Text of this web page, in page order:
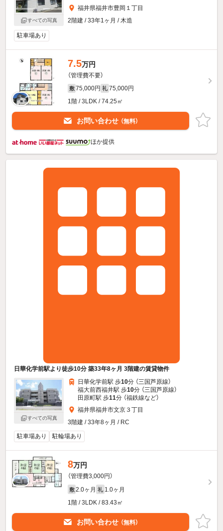
すべての写真
福井県福井市豊岡１丁目
2階建 / 33年1ヶ月 / 木造
駐車場あり
7.5万円
（管理費不要）
敷 75,000円 礼 75,000円
1階 / 3LDK / 74.25㎡
お問い合わせ （無料）
ほか提供
日華化学前駅より徒歩10分 築33年8ヶ月 3階建の賃貸物件
すべての写真
日華化学前駅 歩10分 （三国芦原線）
福大前西福井駅 歩10分 （三国芦原線）
田原町駅 歩11分 （福鉄線など）
福井県福井市文京３丁目
3階建 / 33年8ヶ月 / RC
駐車場あり
駐輪場あり
8万円
（管理費3,000円）
敷 2.0ヶ月 礼 1.0ヶ月
1階 / 3LDK / 83.43㎡
お問い合わせ （無料）